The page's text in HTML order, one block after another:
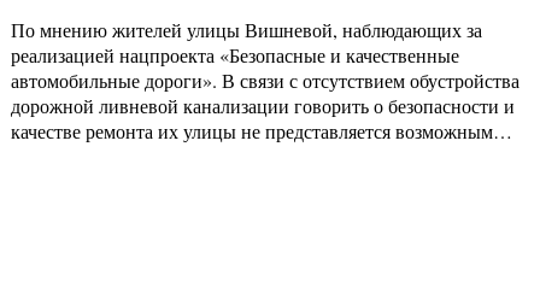
По мнению жителей улицы Вишневой, наблюдающих за
реализацией нацпроекта «Безопасные и качественные
автомобильные дороги». В связи с отсутствием обустройства
дорожной ливневой канализации говорить о безопасности и
качестве ремонта их улицы не представляется возможным…